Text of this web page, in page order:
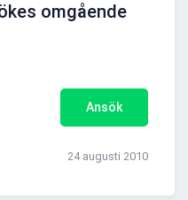
omgående
Ansök
24 augusti 2010